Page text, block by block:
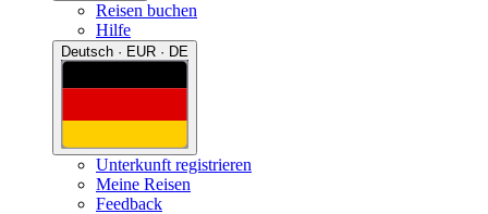
Reisen buchen
Hilfe
Deutsch · EUR · DE
Unterkunft registrieren
Meine Reisen
Feedback